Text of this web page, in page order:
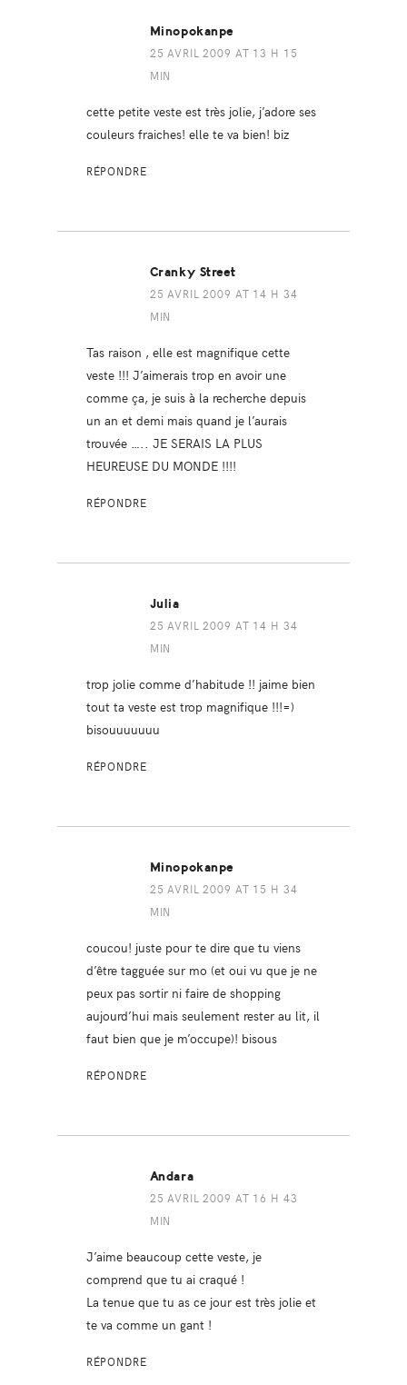
Minopokanpe
25 AVRIL 2009 AT 13 H 15
MIN
cette petite veste est très jolie, j’adore ses
couleurs fraiches! elle te va bien! biz
RÉPONDRE
Cranky Street
25 AVRIL 2009 AT 14 H 34
MIN
Tas raison , elle est magnifique cette
veste !!! J’aimerais trop en avoir une
comme ça, je suis à la recherche depuis
un an et demi mais quand je l’aurais
trouvée ….. JE SERAIS LA PLUS
HEUREUSE DU MONDE !!!!
RÉPONDRE
Julia
25 AVRIL 2009 AT 14 H 34
MIN
trop jolie comme d’habitude !! jaime bien
tout ta veste est trop magnifique !!!=)
bisouuuuuuu
RÉPONDRE
Minopokanpe
25 AVRIL 2009 AT 15 H 34
MIN
coucou! juste pour te dire que tu viens
d’être tagguée sur mo (et oui vu que je ne
peux pas sortir ni faire de shopping
aujourd’hui mais seulement rester au lit, il
faut bien que je m’occupe)! bisous
RÉPONDRE
Andara
25 AVRIL 2009 AT 16 H 43
MIN
J’aime beaucoup cette veste, je
comprend que tu ai craqué !
La tenue que tu as ce jour est très jolie et
te va comme un gant !
RÉPONDRE